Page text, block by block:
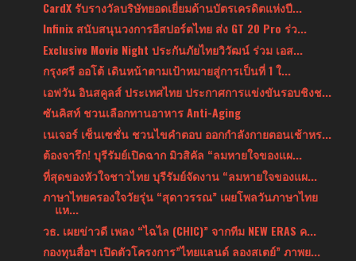
CardX รับรางวัลบริษัทยอดเยี่ยมด้านบัตรเครดิตแห่งปี...
Infinix สนับสนุนวงการอีสปอร์ตไทย ส่ง GT 20 Pro ร่ว...
Exclusive Movie Night ประกันภัยไทยวิวัฒน์ ร่วม เอส...
กรุงศรี ออโต้ เดินหน้าตามเป้าหมายสู่การเป็นที่ 1 ใ...
เอฟวัน อินสคูลส์ ประเทศไทย ประกาศการแข่งขันรอบชิงช...
ซันคิสท์ ชวนเลือกทานอาหาร Anti-Aging
เนเจอร์ เซ็นเซชั่น ชวนไขคำตอบ ออกกำลังกายตอนเช้าหร...
ต้องจารึก! บุรีรัมย์เปิดฉาก มิวสิคัล “ลมหายใจของแผ...
ที่สุดของหัวใจชาวไทย บุรีรัมย์จัดงาน “ลมหายใจของแผ...
ภาษาไทยครองใจวัยรุ่น “สุดาวรรณ” เผยโพลวันภาษาไทย
แห...
วธ. เผยข่าวดี เพลง “ไฉไล (CHIC)” จากทีม NEW ERAS ค...
กองทุนสื่อฯ เปิดตัวโครงการ”ไทยแลนด์ ลองสเตย์” ภาพย...